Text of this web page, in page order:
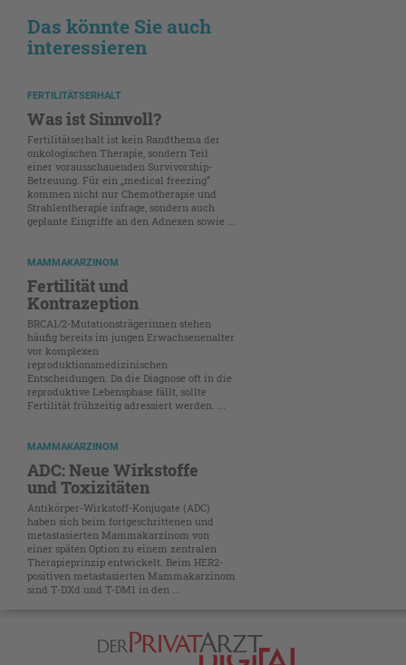
Das könnte Sie auch
interessieren
FERTILITÄTSERHALT
Was ist Sinnvoll?
Fertilitätserhalt ist kein Randthema der
onkologischen Therapie, sondern Teil
einer vorausschauenden Survivorship-
Betreuung. Für ein „medical freezing“
kommen nicht nur Chemotherapie und
Strahlentherapie infrage, sondern auch
geplante Eingriffe an den Adnexen sowie ...
MAMMAKARZINOM
Fertilität und
Kontrazeption
BRCA1/2-Mutationsträgerinnen stehen
häufig bereits im jungen Erwachsenenalter
vor komplexen
reproduktionsmedizinischen
Entscheidungen. Da die Diagnose oft in die
reproduktive Lebensphase fällt, sollte
Fertilität frühzeitig adressiert werden. ...
MAMMAKARZINOM
ADC: Neue Wirkstoffe
und Toxizitäten
Antikörper-Wirkstoff-Konjugate (ADC)
haben sich beim fortgeschrittenen und
metastasierten Mammakarzinom von
einer späten Option zu einem zentralen
Therapieprinzip entwickelt. Beim HER2-
positiven ­metastasierten Mammakarzinom
sind T-DXd und T-DM1 in den ...